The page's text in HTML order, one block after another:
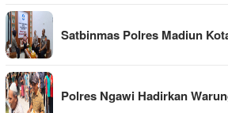
Satbinmas Polres Madiun
Polres Ngawi Hadirkan